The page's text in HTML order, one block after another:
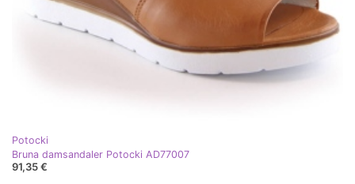
Potocki
Bruna damsandaler Potocki AD77007
91,35 €